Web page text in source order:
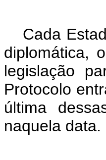
Cada
diplomática,
legislação
Protocolo
última
naquela data.